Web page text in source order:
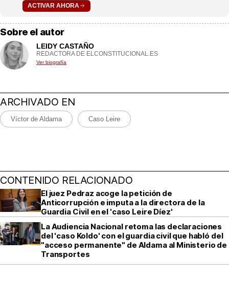
ACTIVAR AHORA
Sobre el autor
LEIDY CASTAÑO
REDACTORA DE ELCONSTITUCIONAL.ES
Ver biografía
ARCHIVADO EN
Víctor de Aldama Caso Leire
CONTENIDO RELACIONADO
El juez Pedraz acoge la petición de
Anticorrupción e imputa a la directora de la
Guardia Civil en el 'caso Leire Díez'
La Audiencia Nacional retoma las declaraciones
del 'caso Koldo' con el guardia civil que habló del
"acceso permanente" de Aldama al Ministerio de
Transportes